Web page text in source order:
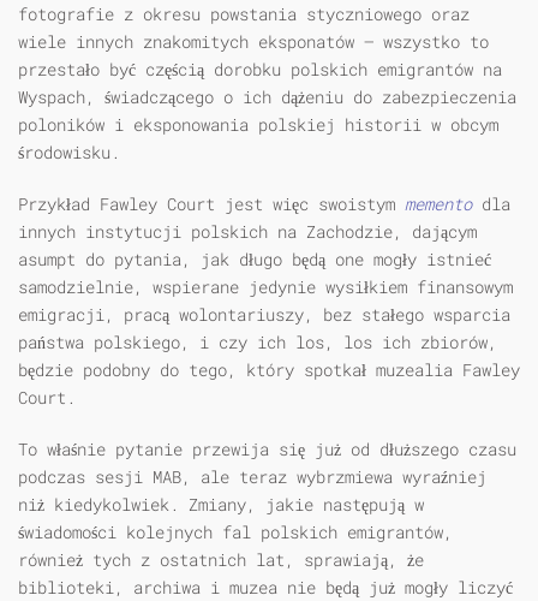
fotografie z okresu powstania styczniowego oraz
wiele innych znakomitych eksponatów — wszystko to
przestało być częścią dorobku polskich emigrantów na
Wyspach, świadczącego o ich dążeniu do zabezpieczenia
poloników i eksponowania polskiej historii w obcym
środowisku.
Przykład Fawley Court jest więc swoistym mementodla
innych instytucji polskich na Zachodzie, dającym
asumpt do pytania, jak długo będą one mogły istnieć
samodzielnie, wspierane jedynie wysiłkiem finansowym
emigracji, pracą wolontariuszy, bez stałego wsparcia
państwa polskiego, i czy ich los, los ich zbiorów,
będzie podobny do tego, który spotkał muzealia Fawley
Court.
To właśnie pytanie przewija się już od dłuższego czasu
podczas sesji MAB, ale teraz wybrzmiewa wyraźniej
niż kiedykolwiek. Zmiany, jakie następują w
świadomości kolejnych fal polskich emigrantów,
również tych z ostatnich lat, sprawiają, że
biblioteki, archiwa i muzea nie będą już mogły liczyć